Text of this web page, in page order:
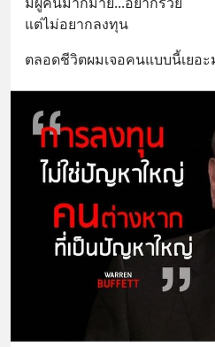
แต่ไม่อยากลงทุน
ตลอดชีวิตผมเจอคนแบบนี้เยอะ